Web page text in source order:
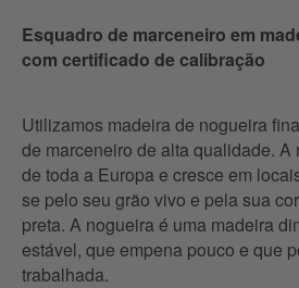
Esquadro de marceneiro em
com certificado de calibração
Utilizamos madeira de nogueira
de marceneiro de alta qualidade.
de toda a Europa e cresce em
se pelo seu grão vivo e pela sua
preta. A nogueira é uma madeira
estável, que empena pouco e que
trabalhada.